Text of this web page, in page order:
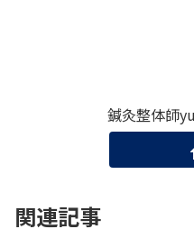
鍼灸整体師
関連記事